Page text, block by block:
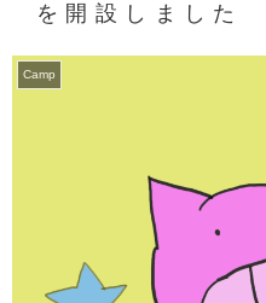
を開設しました
Camp